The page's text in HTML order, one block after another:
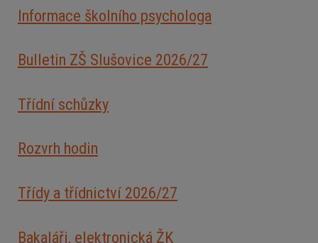
Informace školního psychologa
Bulletin ZŠ Slušovice 2026/27
Třídní schůzky
Rozvrh hodin
Třídy a třídnictví 2026/27
Bakaláři, elektronická ŽK